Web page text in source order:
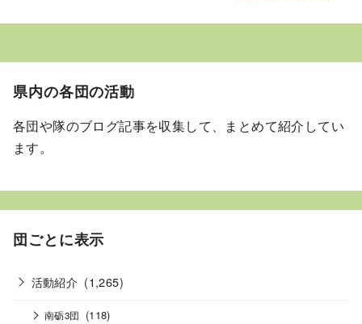
県内の各団の活動
各団や隊のブログ記事を収集して、まとめて紹介してい
ます。
団ごとに表示
活動紹介 (1,265)
南砺3団 (118)